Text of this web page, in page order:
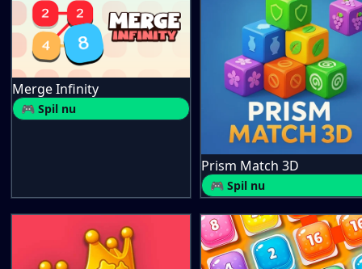
Merge Infinity
🎮 Spil nu
Prism Match 3D
🎮 Spil nu